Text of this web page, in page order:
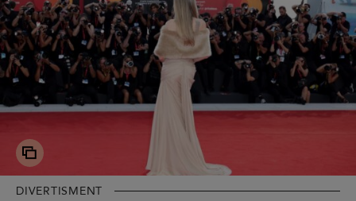
DIVERTISMENT